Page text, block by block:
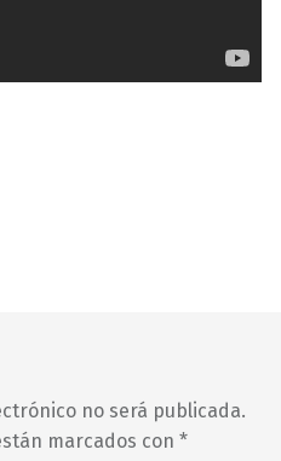
no será publicada.
marcados con *